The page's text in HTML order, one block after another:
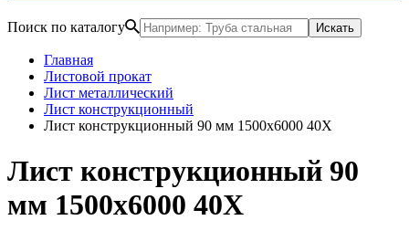
Поиск по каталогу Искать
Главная
Листовой прокат
Лист металлический
Лист конструкционный
Лист конструкционный 90 мм 1500х6000 40Х
Лист конструкционный 90
мм 1500х6000 40Х